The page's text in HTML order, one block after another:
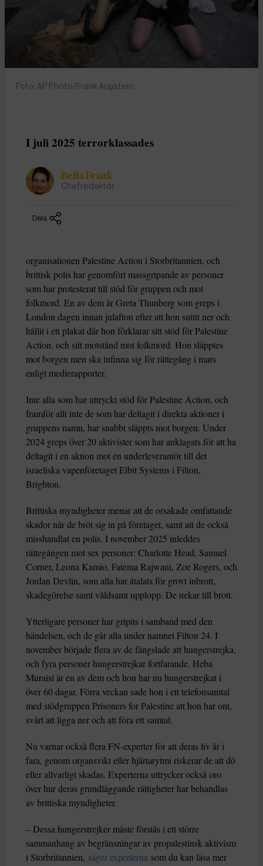
Foto: AP Photo/Frank Augstein
I juli 2025 terrorklassades
Bella Frank
Chefredaktör
Dela
organisationen Palestine Action i Storbritannien, och
brittisk polis har genomfört massgripande av personer
som har protesterat till stöd för gruppen och mot
folkmord. En av dem är Greta Thunberg som greps i
London dagen innan julafton efter att hon suttit ner och
hållit i ett plakat där hon förklarar sitt stöd för Palestine
Action, och sitt motstånd mot folkmord. Hon släpptes
mot borgen men ska infinna sig för rättegång i mars
enligt medierapporter.
Inte alla som har uttryckt stöd för Palestine Action, och
framför allt inte de som har deltagit i direkta aktioner i
gruppens namn, har snabbt släppts mot borgen. Under
2024 greps över 20 aktivister som har anklagats för att ha
deltagit i en aktion mot en underleverantör till det
israeliska vapenföretaget Elbit Systems i Filton,
Brighton.
Brittiska myndigheter menar att de orsakade omfattande
skador när de bröt sig in på företaget, samt att de också
misshandlat en polis. I november 2025 inleddes
rättegången mot sex personer: Charlotte Head, Samuel
Corner, Leona Kamio, Fatema Rajwani, Zoe Rogers, och
Jordan Devlin, som alla har åtalats för grovt inbrott,
skadegörelse samt våldsamt upplopp. De nekar till brott.
Ytterligare personer har gripits i samband med den
händelsen, och de går alla under namnet Filton 24. I
november började flera av de fängslade att hungerstrejka,
och fyra personer hungerstrejkar fortfarande. Heba
Muraisi är en av dem och hon har nu hungerstrejkat i
över 60 dagar. Förra veckan sade hon i ett telefonsamtal
med stödgruppen Prisoners for Palestine att hon har ont,
svårt att ligga ner och att föra ett samtal.
Nu varnar också flera FN-experter för att deras liv är i
fara, genom organsvikt eller hjärtarytmi riskerar de att dö
eller allvarligt skadas. Experterna uttrycker också oro
över hur deras grundläggande rättigheter har behandlas
av brittiska myndigheter.
– Dessa hungerstrejker måste förstås i ett större
sammanhang av begränsningar av propalestinsk aktivism
i Storbritannien, säger experterna som du kan läsa mer